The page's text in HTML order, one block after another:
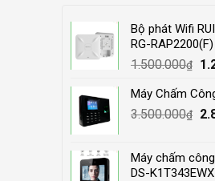
Bộ phát Wifi
RG-RAP2200(F)
1.500.000₫
Máy Chấm
3.500.000₫
Máy chấm
DS-K1T343EWX